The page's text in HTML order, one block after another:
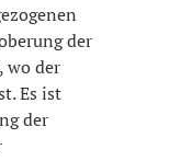
der
wo der
Es ist
der